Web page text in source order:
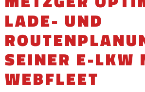
LADE- UND
SEINER E-LKW
WEBFLEET